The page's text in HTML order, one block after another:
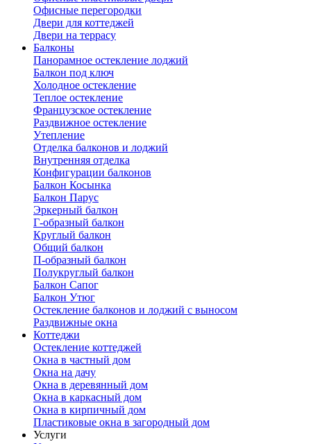
Офисные перегородки
Двери для коттеджей
Двери на террасу
Балконы
Панорамное остекление лоджий
Балкон под ключ
Холодное остекление
Теплое остекление
Французское остекление
Раздвижное остекление
Утепление
Отделка балконов и лоджий
Внутренняя отделка
Конфигурации балконов
Балкон Косынка
Балкон Парус
Эркерный балкон
Г-образный балкон
Круглый балкон
Общий балкон
П-образный балкон
Полукруглый балкон
Балкон Сапог
Балкон Утюг
Остекление балконов и лоджий с выносом
Раздвижные окна
Коттеджи
Остекление коттеджей
Окна в частный дом
Окна на дачу
Окна в деревянный дом
Окна в каркасный дом
Окна в кирпичный дом
Пластиковые окна в загородный дом
Услуги